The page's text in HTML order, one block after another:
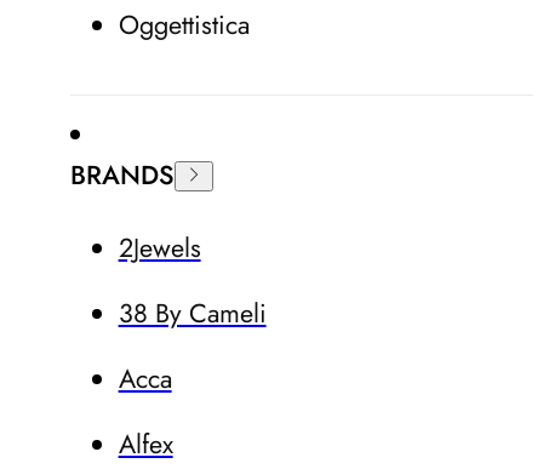
Oggettistica
BRANDS
2Jewels
38 By Cameli
Acca
Alfex